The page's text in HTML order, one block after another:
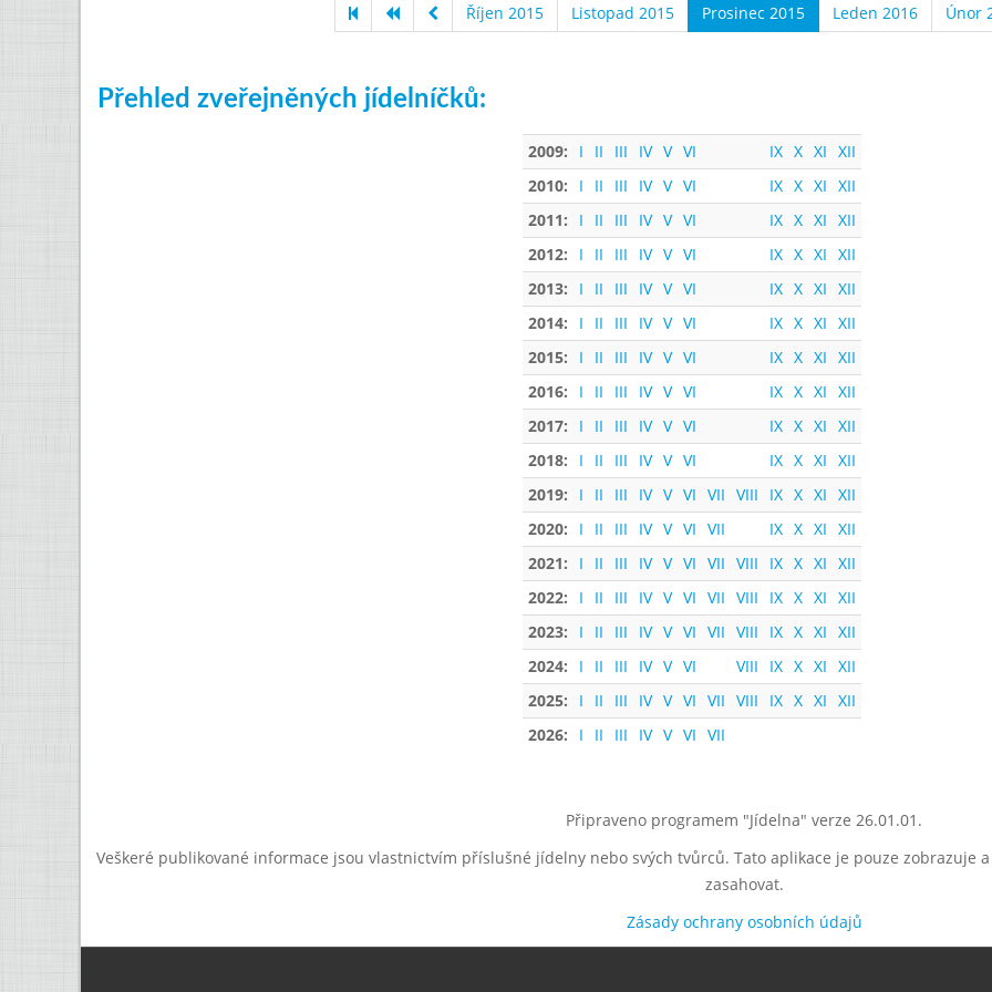
Říjen 2015 Listopad 2015 Prosinec 2015 Leden 2016 Únor
Přehled zveřejněných jídelníčků:
2009: I II III IV V VI IX X XI XII
2010:
I II III IV V VI IX X XI XII
2011:
I II III IV V VI IX X XI XII
2012:
I II III IV V VI IX X XI XII
2013:
I II III IV V VI IX X XI XII
2014:
I II III IV V VI IX X XI XII
2015:
I II III IV V VI IX X XI XII
2016:
I II III IV V VI IX X XI XII
2017:
I II III IV V VI IX X XI XII
2018:
I II III IV V VI IX X XI XII
2019:
I II III IV V VI VII VIII IX X XI XII
2020:
I II III IV V VI VII IX X XI XII
2021:
I II III IV V VI VII VIII IX X XI XII
2022:
I II III IV V VI VII VIII IX X XI XII
2023:
I II III IV V VI VII VIII IX X XI XII
2024:
I II III IV V VI VIII IX X XI XII
2025:
I II III IV V VI VII VIII IX X XI XII
2026:
I II III IV V VI VII
Připraveno programem "Jídelna" verze 26.01.01.
Veškeré publikované informace jsou vlastnictvím příslušné jídelny nebo svých tvůrců. Tato aplikace je pouze zobrazuje
zasahovat.
Zásady ochrany osobních údajů